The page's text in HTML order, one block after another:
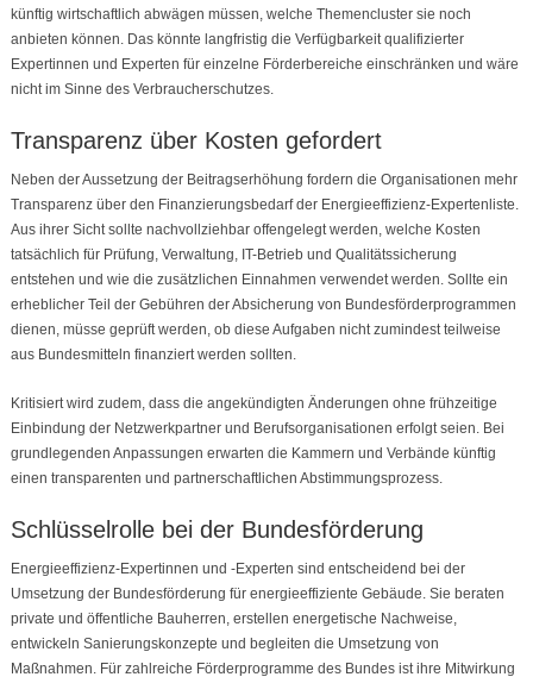
künftig wirtschaftlich abwägen müssen, welche Themencluster sie noch
anbieten können. Das könnte langfristig die Verfügbarkeit qualifizierter
Expertinnen und Experten für einzelne Förderbereiche einschränken und wäre
nicht im Sinne des Verbraucherschutzes.
Transparenz über Kosten gefordert
Neben der Aussetzung der Beitragserhöhung fordern die Organisationen mehr
Transparenz über den Finanzierungsbedarf der Energieeffizienz-Expertenliste.
Aus ihrer Sicht sollte nachvollziehbar offengelegt werden, welche Kosten
tatsächlich für Prüfung, Verwaltung, IT-Betrieb und Qualitätssicherung
entstehen und wie die zusätzlichen Einnahmen verwendet werden. Sollte ein
erheblicher Teil der Gebühren der Absicherung von Bundesförderprogrammen
dienen, müsse geprüft werden, ob diese Aufgaben nicht zumindest teilweise
aus Bundesmitteln finanziert werden sollten.
Kritisiert wird zudem, dass die angekündigten Änderungen ohne frühzeitige
Einbindung der Netzwerkpartner und Berufsorganisationen erfolgt seien. Bei
grundlegenden Anpassungen erwarten die Kammern und Verbände künftig
einen transparenten und partnerschaftlichen Abstimmungsprozess.
Schlüsselrolle bei der Bundesförderung
Energieeffizienz-Expertinnen und -Experten sind entscheidend bei der
Umsetzung der Bundesförderung für energieeffiziente Gebäude. Sie beraten
private und öffentliche Bauherren, erstellen energetische Nachweise,
entwickeln Sanierungskonzepte und begleiten die Umsetzung von
Maßnahmen. Für zahlreiche Förderprogramme des Bundes ist ihre Mitwirkung